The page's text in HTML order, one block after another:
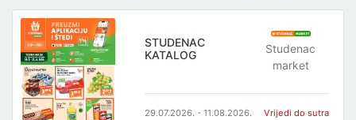
STUDENAC
KATALOG
Studenac
market
29.07.2026. - 11.08.2026. Vrijedi do sutra